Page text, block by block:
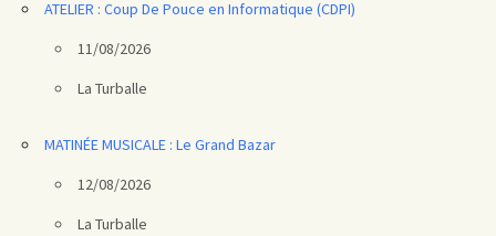
ATELIER : Coup De Pouce en Informatique (CDPI)
11/08/2026
La Turballe
MATINÉE MUSICALE : Le Grand Bazar
12/08/2026
La Turballe